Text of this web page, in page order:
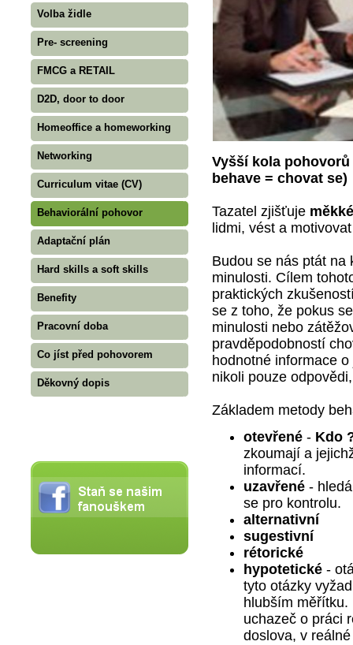
Volba židle
Pre- screening
FMCG a RETAIL
D2D, door to door
Homeoffice a homeworking
Networking
Curriculum vitae (CV)
Behaviorální pohovor
Adaptační plán
Hard skills a soft skills
Benefity
Pracovní doba
Co jíst před pohovorem
Děkovný dopis
Vyšší kola
behave = chovat se)
Tazatel zjišťuje
lidmi, vést a
Budou se nás ptát na
minulosti. Cílem
praktických
se z toho, že pokus
minulosti nebo
pravděpodobností
hodnotné informace
nikoli pouze
Základem metody
otevřené - Kdo
zkoumají a
informací.
uzavřené -
se pro kontrolu.
alternativní
sugestivní
rétorické
hypotetické -
tyto otázky
hlubším
uchazeč o práci
doslova, v